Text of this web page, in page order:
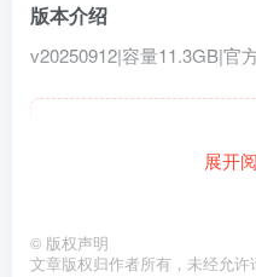
版本介绍
v20250912|容量11.3GB|官
展开
© 版权声明
文章版权归作者所有，未经允许